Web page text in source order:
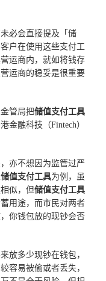
必会直接提及「储
户在使用这些支付工
运商内，就如将钱存
运商的稳妥是很重要
管局把储值支付工具
金融科技（Fintech）
亦不想因为监管过严
储值支付工具为例，虽
似，但储值支付工具
用途，而市民对两者
你钱包放的现钞会否
放多少现钞在钱包，
容易被偷或者丢失，